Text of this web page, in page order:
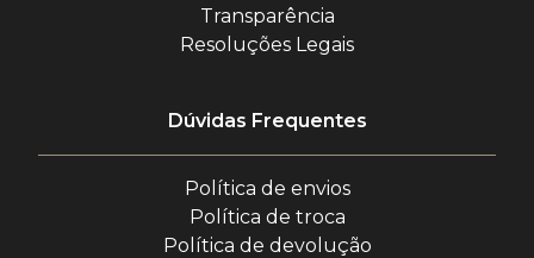
Transparência
Resoluções Legais
Dúvidas Frequentes
Política de envios
Política de troca
Política de devolução